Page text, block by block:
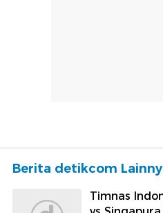
Berita detikcom
Timnas